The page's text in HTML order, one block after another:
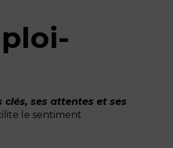
ses attentes et ses
le sentiment